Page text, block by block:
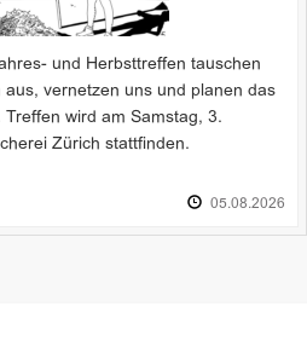
und Herbsttreffen tauschen
vernetzen uns und planen das
wird am Samstag, 3.
Zürich stattfinden.
05.08.2026